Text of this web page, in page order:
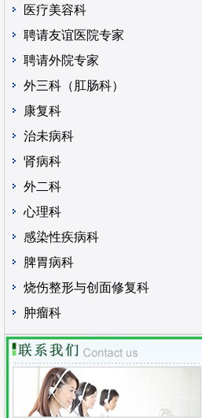
医疗美容科
聘请友谊医院专家
聘请外院专家
外三科（肛肠科）
康复科
治未病科
肾病科
外二科
心理科
感染性疾病科
脾胃病科
烧伤整形与创面修复科
肿瘤科